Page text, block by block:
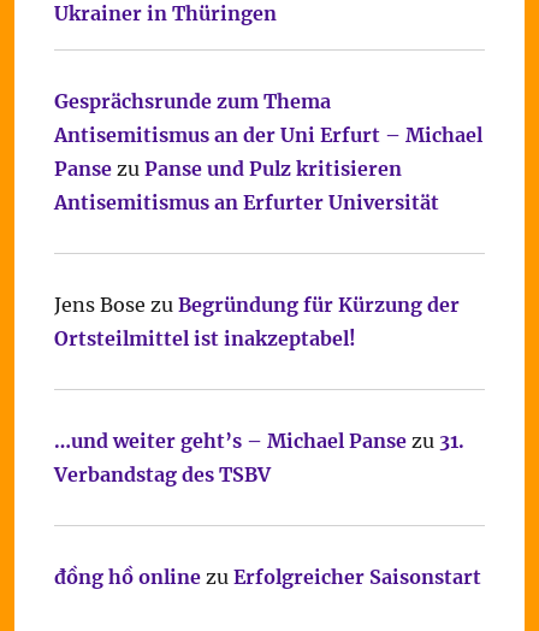
Ukrainer in Thüringen
Gesprächsrunde zum Thema
Antisemitismus an der Uni Erfurt – Michael
Pansezu Panse und Pulz kritisieren
Antisemitismus an Erfurter Universität
Jens Bose zu Begründung für Kürzung der
Ortsteilmittel ist inakzeptabel!
…und weiter geht’s – Michael Pansezu 31.
Verbandstag des TSBV
đồng hồ onlinezu Erfolgreicher Saisonstart